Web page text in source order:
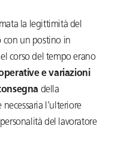
la legittimità del
con un postino in
corso del tempo erano
e variazioni
della
l’ulteriore
del lavoratore